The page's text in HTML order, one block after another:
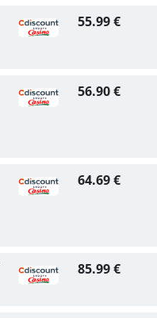
55.99 €
56.90 €
64.69 €
85.99 €